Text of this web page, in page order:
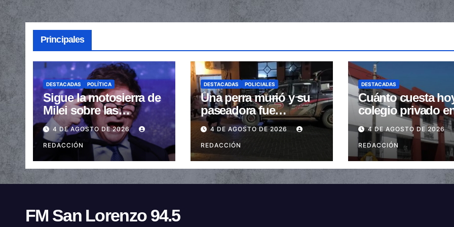
Principales
DESTACADAS POLÍTICA
Sigue la motosierra de
Milei sobre las
provincias: nueva
caída de las
transferencias no
automáticas
4 DE AGOSTO DE 2026
REDACCIÓN
DESTACADAS POLICIALES
Una perra murió y su
paseadora fue
arrastrada tras ser
embestidas en la
senda peatonal
4 DE AGOSTO DE 2026
REDACCIÓN
DESTACADAS
Cuánto cuesta
colegio privado
Salta: Las cuotas
de $110.000 a
$600.000
4 DE AGOSTO DE 2026
REDACCIÓN
FM San Lorenzo 94.5